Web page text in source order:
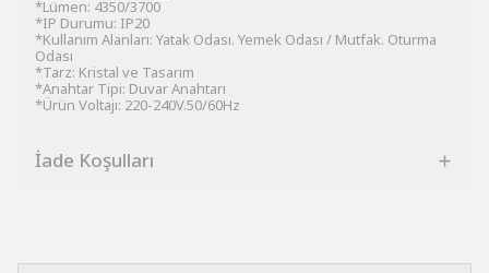
*Lümen: 4350/3700
*IP Durumu: IP20
*Kullanım Alanları: Yatak Odası. Yemek Odası / Mutfak. Oturma
Odası
*Tarz: Kristal ve Tasarım
*Anahtar Tipi: Duvar Anahtarı
*Ürün Voltajı: 220-240V.50/60Hz
İade Koşulları